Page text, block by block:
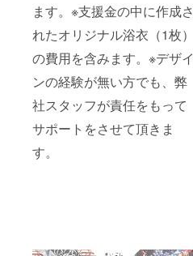
ます。※支援金の中に作成さ
れたオリジナル浴衣（1枚）
の費用を含みます。※デザイ
ンの経験が無い方でも、弊
社スタッフが責任をもって
サポートをさせて頂きま
す。